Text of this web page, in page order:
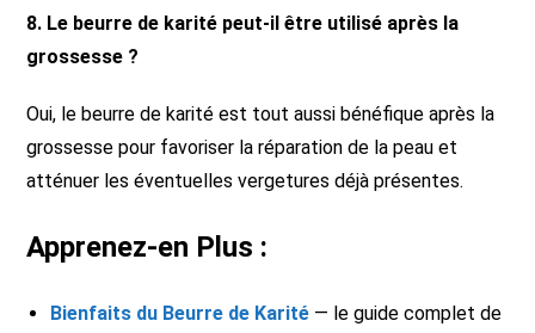
8. Le beurre de karité peut-il être utilisé après la
grossesse ?
Oui, le beurre de karité est tout aussi bénéfique après la
grossesse pour favoriser la réparation de la peau et
atténuer les éventuelles vergetures déjà présentes.
Apprenez-en Plus :
Bienfaits du Beurre de Karité — le guide complet de